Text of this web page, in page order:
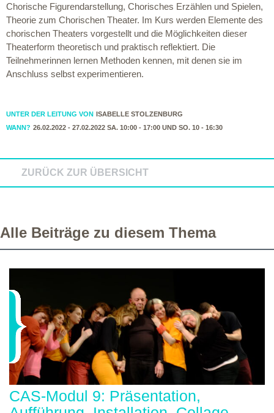
Chorische Figurendarstellung, Chorisches Erzählen und Spielen,
Theorie zum Chorischen Theater. Im Kurs werden Elemente des
chorischen Theaters vorgestellt und die Möglichkeiten dieser
Theaterform theoretisch und praktisch reflektiert. Die
Teilnehmerinnen lernen Methoden kennen, mit denen sie im
Anschluss selbst experimentieren.
UNTER DER LEITUNG VON ISABELLE STOLZENBURG
WANN? 26.02.2022 - 27.02.2022 SA. 10:00 - 17:00 UND SO. 10 - 16:30
ZURÜCK ZUR ÜBERSICHT
Alle Beiträge zu diesem Thema
CAS-Modul 9: Präsentation,